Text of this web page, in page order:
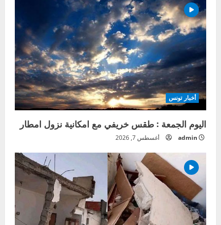
أخبار تونس
اليوم الجمعة : طقس خريفي مع امكانية نزول امطار
admin أغسطس 7, 2026